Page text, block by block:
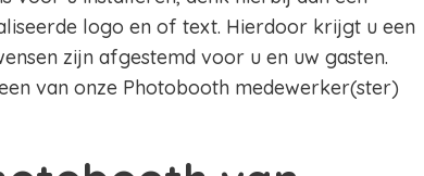
logo en of text. Hierdoor krijgt u een
zijn afgestemd voor u en uw gasten.
van onze Photobooth medewerker(ster)